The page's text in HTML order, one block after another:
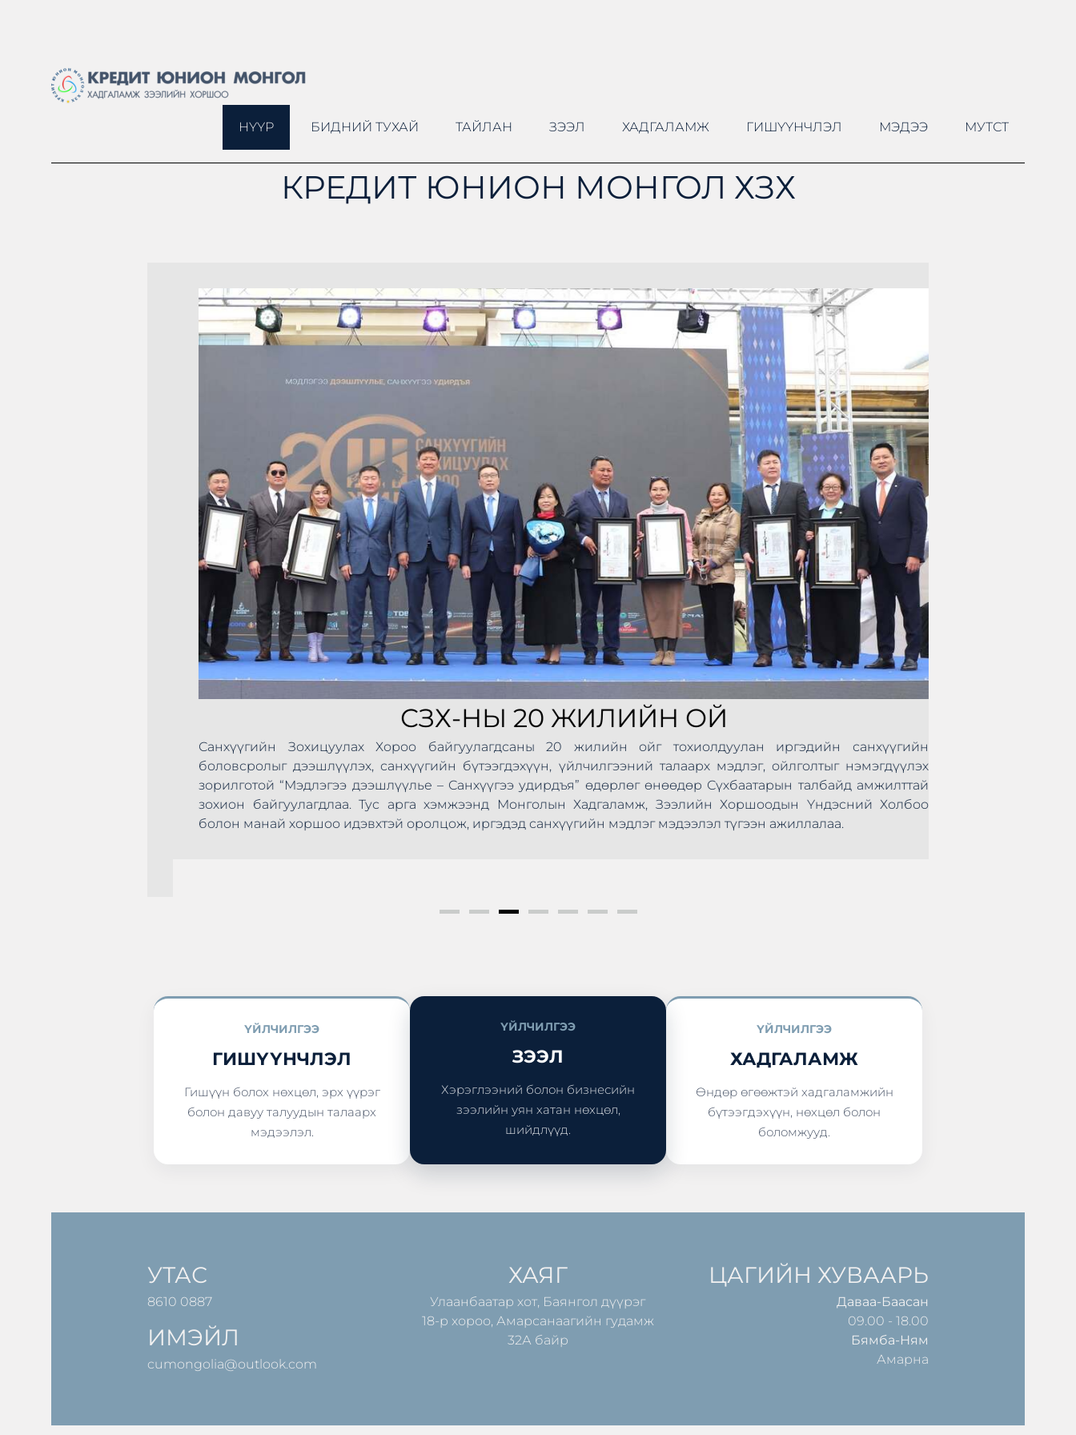
НҮҮР БИДНИЙ ТУХАЙ ТАЙЛАН ЗЭЭЛ ХАДГАЛАМЖ ГИШҮҮНЧЛЭЛ МЭДЭЭ МУТСТ
КРЕДИТ ЮНИОН МОНГОЛ ХЗХ
СЗХ-НЫ 20 ЖИЛИЙН ОЙ
Санхүүгийн Зохицуулах Хороо байгуулагдсаны 20 жилийн ойг тохиолдуулан иргэдийн санхүүгийн
боловсролыг дээшлүүлэх, санхүүгийн бүтээгдэхүүн, үйлчилгээний талаарх мэдлэг, ойлголтыг нэмэгдүүлэх
зорилготой “Мэдлэгээ дээшлүүлье – Санхүүгээ удирдъя” өдөрлөг өнөөдөр Сүхбаатарын талбайд амжилттай
зохион байгуулагдлаа. Тус арга хэмжээнд Монголын Хадгаламж, Зээлийн Хоршоодын Үндэсний Холбоо
болон манай хоршоо идэвхтэй оролцож, иргэдэд санхүүгийн мэдлэг мэдээлэл түгээн ажиллалаа.
ҮЙЛЧИЛГЭЭ
ГИШҮҮНЧЛЭЛ
Гишүүн болох нөхцөл, эрх үүрэг
болон давуу талуудын талаарх
мэдээлэл.
ҮЙЛЧИЛГЭЭ
ЗЭЭЛ
Хэрэглээний болон бизнесийн
зээлийн уян хатан нөхцөл,
шийдлүүд.
ҮЙЛЧИЛГЭЭ
ХАДГАЛАМЖ
Өндөр өгөөжтэй хадгаламжийн
бүтээгдэхүүн, нөхцөл болон
боломжууд.
УТАС
8610 0887
ИМЭЙЛ
cumongolia@outlook.com
ХАЯГ
Улаанбаатар хот, Баянгол дүүрэг
18-р хороо, Амарсанаагийн гудамж
32А байр
ЦАГИЙН ХУВААРЬ
Даваа-Баасан
09.00 - 18.00
Бямба-Ням
Амарна